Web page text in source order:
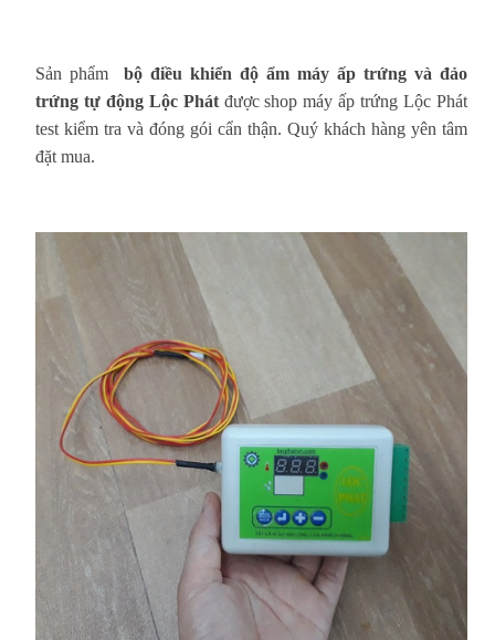
Sản phẩm
bộ điều khiển độ ẩm máy ấp trứng và đảo
trứng tự động Lộc Phát được shop máy ấp trứng Lộc Phát
test kiểm tra và đóng gói cẩn thận. Quý khách hàng yên tâm
đặt mua.